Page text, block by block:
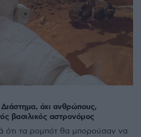
όχι ανθρώπους,
βασιλικός αστρονόμος
ότι τα ρομπότ θα μπορούσαν να